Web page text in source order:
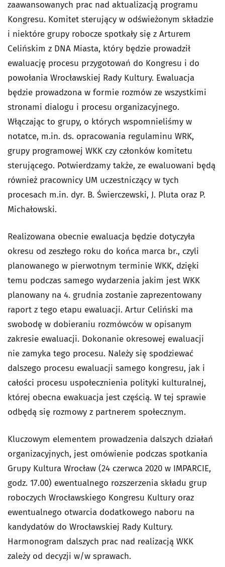
zaawansowanych prac nad aktualizacją programu
Kongresu. Komitet sterujący w odświeżonym składzie
i niektóre grupy robocze spotkały się z Arturem
Celińskim z DNA Miasta, który będzie prowadził
ewaluację procesu przygotowań do Kongresu i do
powołania Wrocławskiej Rady Kultury. Ewaluacja
będzie prowadzona w formie rozmów ze wszystkimi
stronami dialogu i procesu organizacyjnego.
Włączając to grupy, o których wspomnieliśmy w
notatce, m.in. ds. opracowania regulaminu WRK,
grupy programowej WKK czy członków komitetu
sterującego. Potwierdzamy także, ze ewaluowani będą
również pracownicy UM uczestniczący w tych
procesach m.in. dyr. B. Świerczewski, J. Pluta oraz P.
Michałowski.
Realizowana obecnie ewaluacja będzie dotyczyła
okresu od zeszłego roku do końca marca br., czyli
planowanego w pierwotnym terminie WKK, dzięki
temu podczas samego wydarzenia jakim jest WKK
planowany na 4. grudnia zostanie zaprezentowany
raport z tego etapu ewaluacji. Artur Celiński ma
swobodę w dobieraniu rozmówców w opisanym
zakresie ewaluacji. Dokonanie okresowej ewaluacji
nie zamyka tego procesu. Należy się spodziewać
dalszego procesu ewaluacji samego kongresu, jak i
całości procesu uspołecznienia polityki kulturalnej,
której obecna ewakuacja jest częścią. W tej sprawie
odbędą się rozmowy z partnerem społecznym.
Kluczowym elementem prowadzenia dalszych działań
organizacyjnych, jest omówienie podczas spotkania
Grupy Kultura Wrocław (24 czerwca 2020 w IMPARCIE,
godz. 17.00) ewentualnego rozszerzenia składu grup
roboczych Wrocławskiego Kongresu Kultury oraz
ewentualnego otwarcia dodatkowego naboru na
kandydatów do Wrocławskiej Rady Kultury.
Harmonogram dalszych prac nad realizacją WKK
zależy od decyzji w/w sprawach.